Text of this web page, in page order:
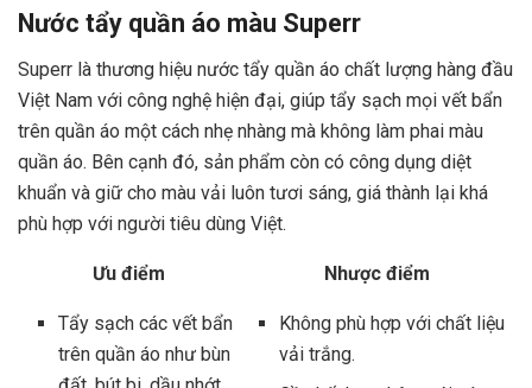
Nước tẩy quần áo màu Superr
Superr là thương hiệu nước tẩy quần áo chất lượng hàng đầu
Việt Nam với công nghệ hiện đại, giúp tẩy sạch mọi vết bẩn
trên quần áo một cách nhẹ nhàng mà không làm phai màu
quần áo. Bên cạnh đó, sản phẩm còn có công dụng diệt
khuẩn và giữ cho màu vải luôn tươi sáng, giá thành lại khá
phù hợp với người tiêu dùng Việt.
Ưu điểm Nhược điểm
Tẩy sạch các vết bẩn
trên quần áo như bùn
Không phù hợp với chất liệu
vải trắng.